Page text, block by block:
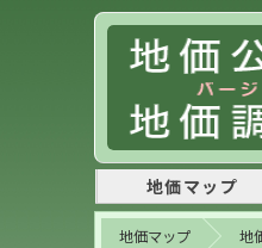
地価マップ
地価マップ 地